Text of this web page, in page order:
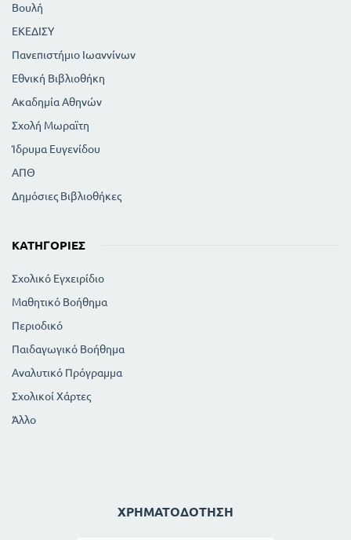
Βουλή
ΕΚΕΔΙΣΥ
Πανεπιστήμιο Ιωαννίνων
Εθνική Βιβλιοθήκη
Ακαδημία Αθηνών
Σχολή Μωραϊτη
Ίδρυμα Ευγενίδου
ΑΠΘ
Δημόσιες Βιβλιοθήκες
ΚΑΤΗΓΟΡΊΕΣ
Σχολικό Εγχειρίδιο
Μαθητικό Βοήθημα
Περιοδικό
Παιδαγωγικό Βοήθημα
Αναλυτικό Πρόγραμμα
Σχολικοί Χάρτες
Άλλο
ΧΡΗΜΑΤΟΔΌΤΗΣΗ